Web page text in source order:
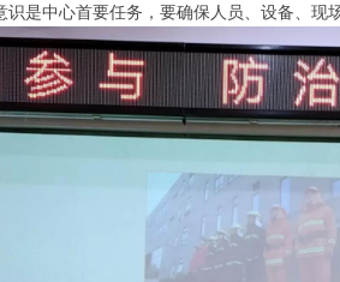
识是中心首要任务，要确保人员、设备、现